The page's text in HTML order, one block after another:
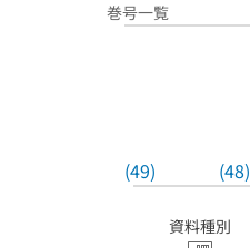
巻号一覧
(49) (48)
資料種別